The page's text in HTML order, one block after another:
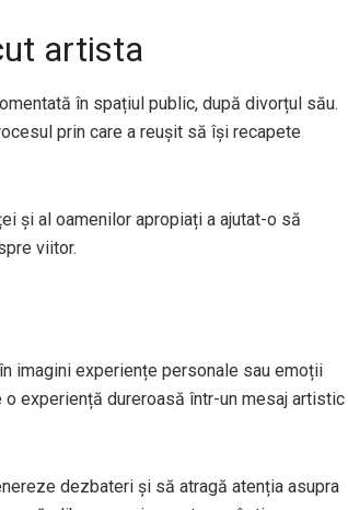
artista
în spațiul public, după divorțul său.
prin care a reușit să își recapete
și al oamenilor apropiați a ajutat-o să
viitor.
imagini experiențe personale sau emoții
experiență dureroasă într-un mesaj artistic
dezbateri și să atragă atenția asupra